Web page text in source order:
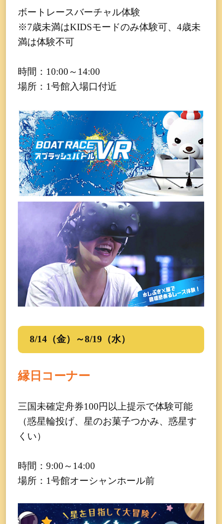
ボートレースバーチャル体験
※7歳未満はKIDSモードのみ体験可、4歳未
満は体験不可
時間：10:00～14:00
場所：1号館入場口付近
8/14（金）～8/19（水）
縁日コーナー
三国未確定舟券100円以上提示で体験可能
（惑星輪投げ、星のお菓子つかみ、惑星す
くい）
時間：9:00～14:00
場所：1号館オーシャンホール前